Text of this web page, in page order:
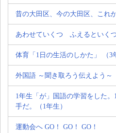
昔の大田区、今の大田区、これ
あわせていくつ ふえるといくつ
体育「1日の生活のしかた」 （3
外国語 ～聞き取ろう伝えよう～
1年生「が」国語の学習をした
手だ。（1年生）
運動会へ GO！ GO！ GO！